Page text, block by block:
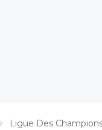
Ligue Des